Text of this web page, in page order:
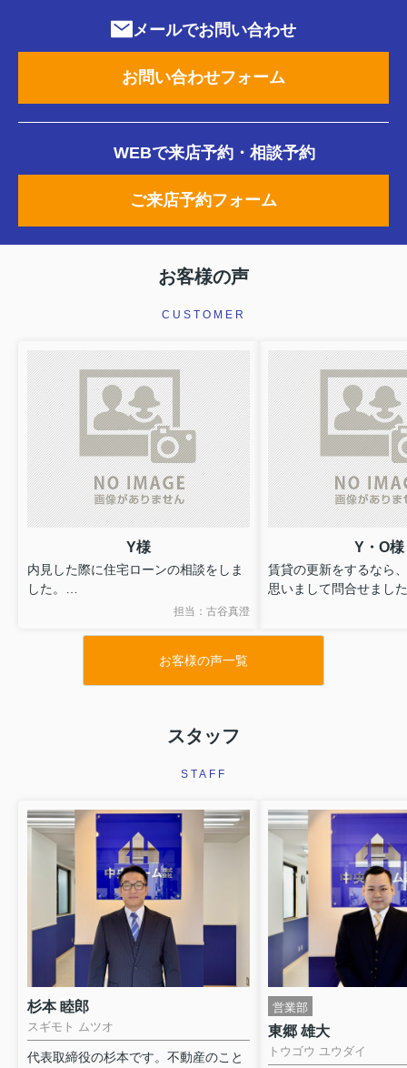
メールでお問い合わせ
お問い合わせフォーム
WEBで来店予約・相談予約
ご来店予約フォーム
お客様の声
CUSTOMER
Y様
内見した際に住宅ローンの相談をしま
した。
ご説明をいただいた内容に信用できる
担当：古谷真澄
Y・O様
賃貸の更新をするなら
思いまして問合せまし
だきたいです。
お客様の声一覧
スタッフ
STAFF
杉本 睦郎
スギモト ムツオ
代表取締役の杉本です。不動産のこと
営業部
東郷 雄大
トウゴウ ユウダイ